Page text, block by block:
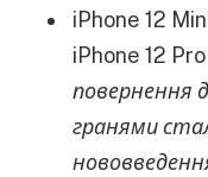
iPhone 12
iPhone 12
повернення
гранями